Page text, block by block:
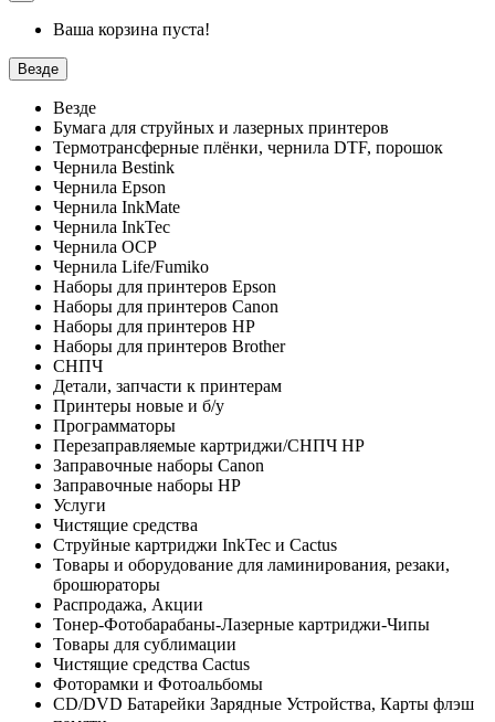
Ваша корзина пуста!
Везде
Везде
Бумага для струйных и лазерных принтеров
Термотрансферные плёнки, чернила DTF, порошок
Чернила Bestink
Чернила Epson
Чернила InkMate
Чернила InkTec
Чернила OCP
Чернила Life/Fumiko
Наборы для принтеров Epson
Наборы для принтеров Canon
Наборы для принтеров HP
Наборы для принтеров Brother
СНПЧ
Детали, запчасти к принтерам
Принтеры новые и б/у
Программаторы
Перезаправляемые картриджи/СНПЧ HP
Заправочные наборы Canon
Заправочные наборы HP
Услуги
Чистящие средства
Струйные картриджи InkTec и Cactus
Товары и оборудование для ламинирования, резаки,
брошюраторы
Распродажа, Акции
Тонер-Фотобарабаны-Лазерные картриджи-Чипы
Товары для сублимации
Чистящие средства Cactus
Фоторамки и Фотоальбомы
CD/DVD Батарейки Зарядные Устройства, Карты флэш